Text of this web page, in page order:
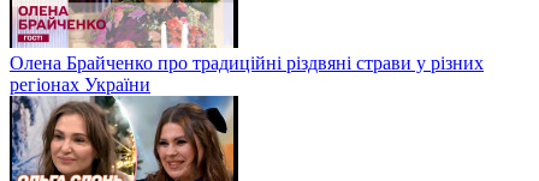
Олена Брайченко про традиційні різдвяні страви у різних
регіонах України